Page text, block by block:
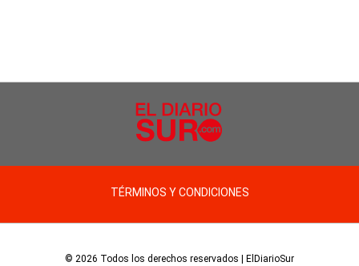
TÉRMINOS Y CONDICIONES
© 2026 Todos los derechos reservados | ElDiarioSur